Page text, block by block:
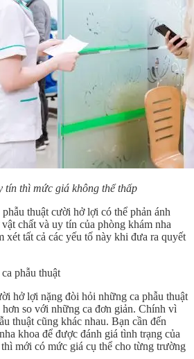
tín thì mức giá không thể thấp
thuật cười hở lợi có thể phản ánh
chất và uy tín của phòng khám nha
xét tất cả các yếu tố này khi đưa ra quyết
phẫu thuật
hở lợi nặng đòi hỏi những ca phẫu thuật
so với những ca đơn giản. Chính vì
thuật cũng khác nhau. Bạn cần đến
khoa để được đánh giá tình trạng của
mới có mức giá cụ thể cho từng trường